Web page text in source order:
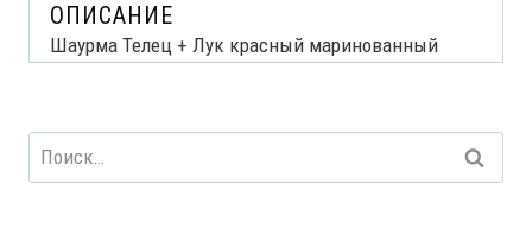
ОПИСАНИЕ
Шаурма Телец + Лук красный маринованный